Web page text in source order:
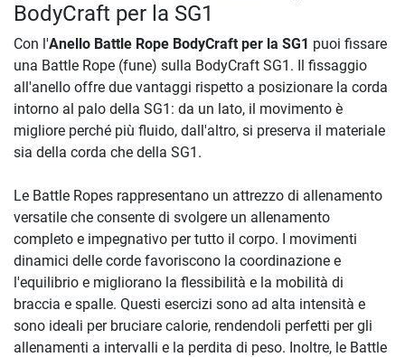
BodyCraft per la SG1
Con l'Anello Battle Rope BodyCraft per la SG1 puoi fissare
una Battle Rope (fune) sulla BodyCraft SG1. Il fissaggio
all'anello offre due vantaggi rispetto a posizionare la corda
intorno al palo della SG1: da un lato, il movimento è
migliore perché più fluido, dall'altro, si preserva il materiale
sia della corda che della SG1.
Le Battle Ropes rappresentano un attrezzo di allenamento
versatile che consente di svolgere un allenamento
completo e impegnativo per tutto il corpo. I movimenti
dinamici delle corde favoriscono la coordinazione e
l'equilibrio e migliorano la flessibilità e la mobilità di
braccia e spalle. Questi esercizi sono ad alta intensità e
sono ideali per bruciare calorie, rendendoli perfetti per gli
allenamenti a intervalli e la perdita di peso. Inoltre, le Battle